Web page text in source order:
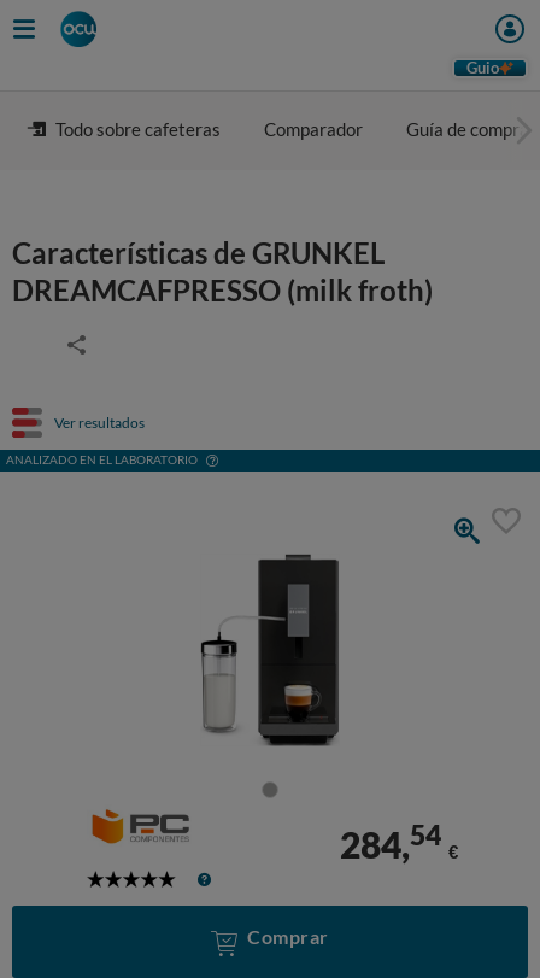
Guio
Todo sobre cafeteras Comparador Guía de compra
Características de GRUNKEL
DREAMCAFPRESSO (milk froth)
Ver resultados
ANALIZADO EN EL LABORATORIO
5
284,54
€
Comprar